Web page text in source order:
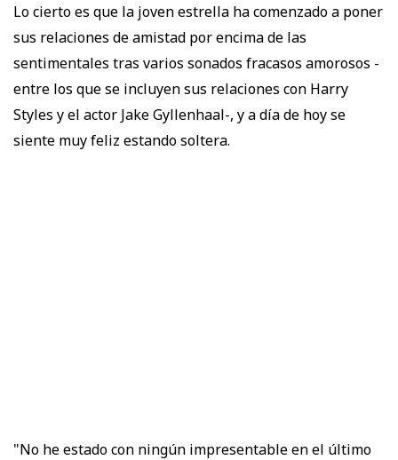
Lo cierto es que la joven estrella ha comenzado a poner
sus relaciones de amistad por encima de las
sentimentales tras varios sonados fracasos amorosos -
entre los que se incluyen sus relaciones con Harry
Styles y el actor Jake Gyllenhaal-, y a día de hoy se
siente muy feliz estando soltera.
"No he estado con ningún impresentable en el último